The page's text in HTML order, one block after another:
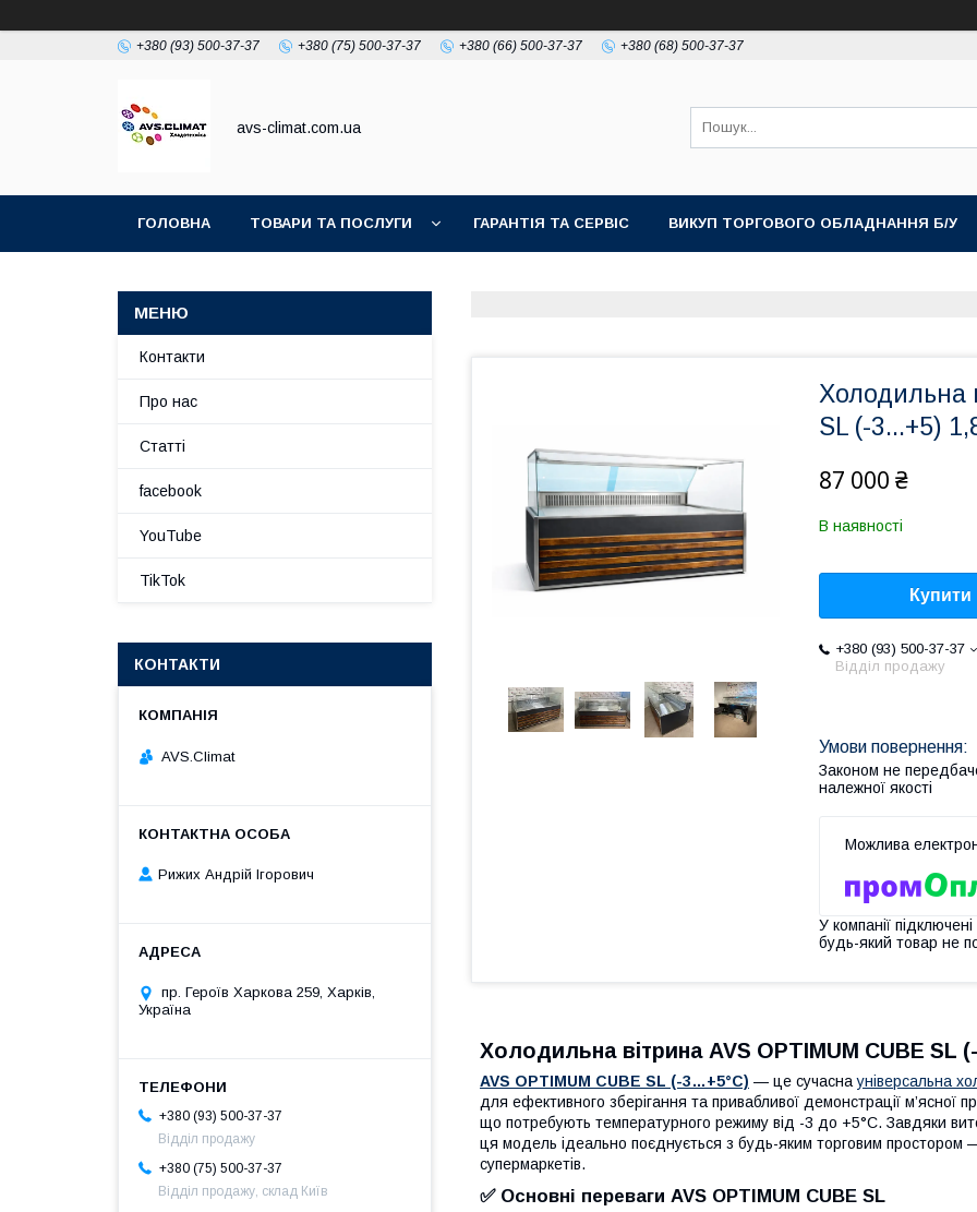
+380 (93) 500-37-37 +380 (75) 500-37-37 +380 (66) 500-37-37 +380 (68) 500-37-37
avs-climat.com.ua
ГОЛОВНА ТОВАРИ ТА ПОСЛУГИ ГАРАНТІЯ ТА СЕРВІС ВИКУП ТОРГОВОГО ОБЛАДНАННЯ Б/У
Холодильна
SL (-3...+5)
87 000 ₴
В наявності
Купити
+380 (93) 500-37-37
Відділ продажу
Законом не
належної якості
У компанії
будь-який товар не
Холодильна вітрина AVS OPTIMUM CUBE SL
AVS OPTIMUM CUBE SL (-3…+5°C) — це сучаснауніверсальна
для ефективного зберігання та привабливої демонстрації м’ясної
що потребують температурного режиму від -3 до +5°C. Завдяки
ця модель ідеально поєднується з будь-яким торговим простором
супермаркетів.
✅ Основні переваги AVS OPTIMUM CUBE SL
Контакти
Про нас
Статті
facebook
YouTube
TikTok
КОНТАКТИ
AVS.Climat
Рижих Андрій Ігорович
пр. Героїв Харкова 259, Харків,
Україна
+380 (93) 500-37-37
Відділ продажу
+380 (75) 500-37-37
Відділ продажу, склад Київ